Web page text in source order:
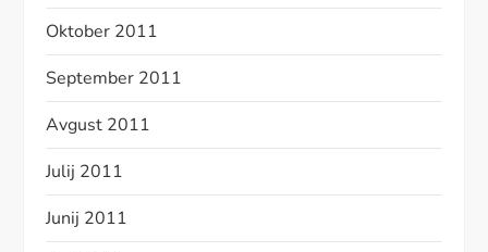
Oktober 2011
September 2011
Avgust 2011
Julij 2011
Junij 2011